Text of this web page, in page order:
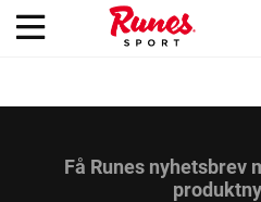
Få Runes nyhetsbrev